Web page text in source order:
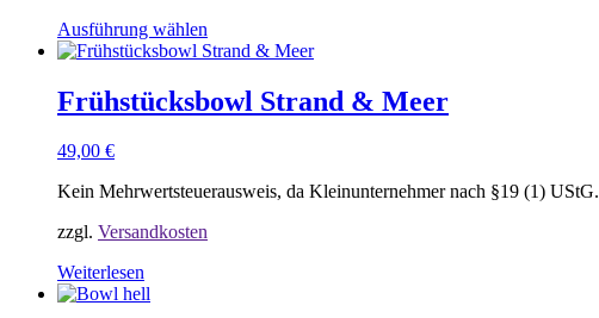
Ausführung wählen
Dieses
weist
mehrere
auf.
Optionen
können
auf
der
Produktseite
gewählt
Frühstücksbowl Strand & Meer
49,00 €
Kein Mehrwertsteuerausweis, da Kleinunternehmer nach §19 (1) UStG.
zzgl. Versandkosten
Weiterlesen